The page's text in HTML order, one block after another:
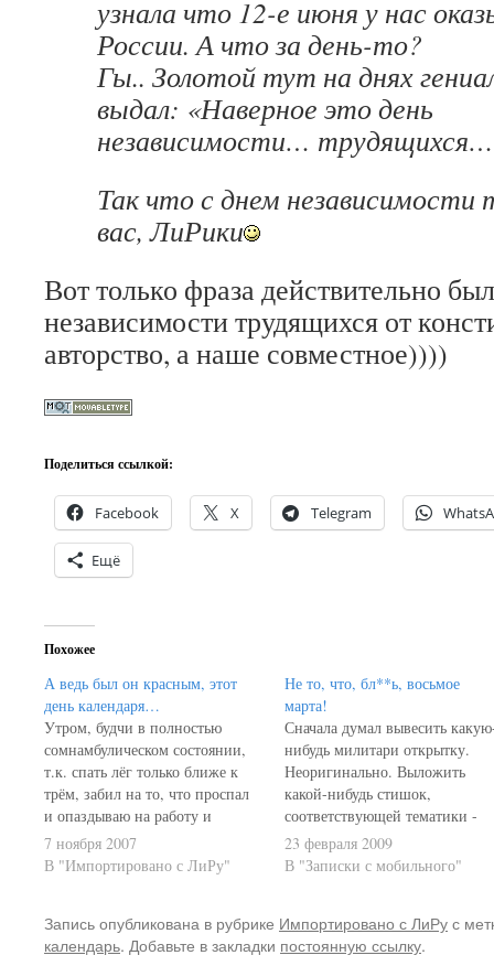
узнала что 12-е июня у нас
России. А что за день-то?
Гы.. Золотой тут на днях
выдал: «Наверное это день
независимости…
Так что с днем независимости
вас, ЛиРики
Вот только фраза действительно
независимости трудящихся от
авторство, а наше совместное))))
Поделиться ссылкой:
Facebook X Telegram
Ещё
Похожее
А ведь был он красным, этот
день календаря…
Утром, будчи в полностью
сомнамбулическом состоянии,
т.к. спать лёг только ближе к
трём, забил на то, что проспал
и опаздываю на работу и
включил телек (тьфу, блин!
Зло!!!). Не помню, что за канал,
не помню, что за передача...
документальный фильм был?Не
суть. Речь шла об Октябрьской
7 ноября 2007
В "Импортировано с ЛиРу"
Не то, что, бл**ь, восьмое
марта!
Сначала думал вывесить
нибудь милитари открытку.
Неоригинально. Выложить
какой-нибудь стишок,
соответствующей тематики -
боянисто. Короче, с
нас, мужуки. Хотя и
армии и забивающие на "долг
родине", просиживающие в
23 февраля 2009
В "Записки с мобильного"
Запись опубликована в рубрике Импортировано с ЛиРус
календарь. Добавьте в закладки постоянную ссылку.